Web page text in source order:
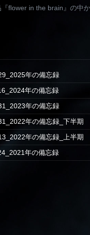
flower in the brain』の中
年の備忘録
年の備忘録
年の備忘録
年の備忘録_下半期
年の備忘録_上半期
年の備忘録